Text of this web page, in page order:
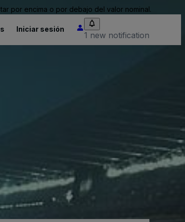
por encima o por debajo del valor nominal.
Iniciar sesión
1 new notification